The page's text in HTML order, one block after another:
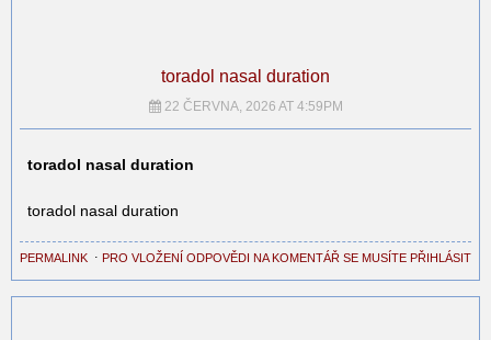
toradol nasal duration
22 ČERVNA, 2026 AT 4:59PM
toradol nasal duration
toradol nasal duration
PERMALINK ⋅ PRO VLOŽENÍ ODPOVĚDI NA KOMENTÁŘ SE MUSÍTE PŘIHLÁSIT